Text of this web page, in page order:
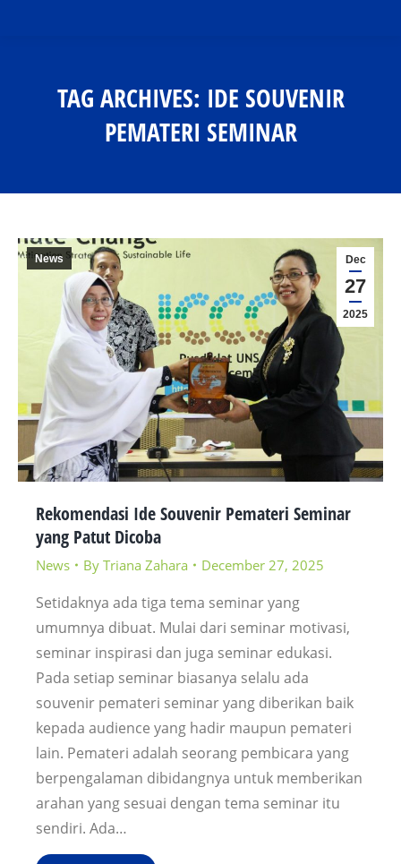
TAG ARCHIVES: IDE SOUVENIR
PEMATERI SEMINAR
Dec
27
2025
News
Rekomendasi Ide Souvenir Pemateri Seminar
yang Patut Dicoba
News By Triana Zahara December 27, 2025
Setidaknya ada tiga tema seminar yang
umumnya dibuat. Mulai dari seminar motivasi,
seminar inspirasi dan juga seminar edukasi.
Pada setiap seminar biasanya selalu ada
souvenir pemateri seminar yang diberikan baik
kepada audience yang hadir maupun pemateri
lain. Pemateri adalah seorang pembicara yang
berpengalaman dibidangnya untuk memberikan
arahan yang sesuai dengan tema seminar itu
sendiri. Ada…